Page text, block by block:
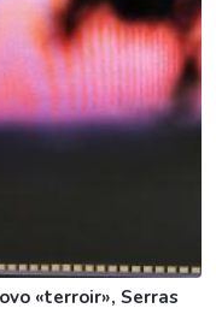
«terroir», Serras